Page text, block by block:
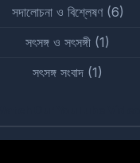
সদালোচনা ও বিশ্লেষণ(6)
সৎসঙ্গ ও সৎসঙ্গী (1)
সৎসঙ্গ সংবাদ (1)